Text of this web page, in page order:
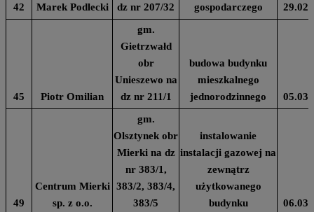
42 Marek Podlecki
dz nr 207/32
gospodarczego
45 Piotr Omilian
gm.
Gietrzwałd
obr
Unieszewo na
dz nr 211/1
budowa budynku
mieszkalnego
jednorodzinnego
49
Centrum Mierki
sp. z o.o.
gm.
Olsztynek obr
Mierki na dz
nr 383/1,
383/2, 383/4,
383/5
instalowanie
instalacji gazowej na
zewnątrz
użytkowanego
budynku